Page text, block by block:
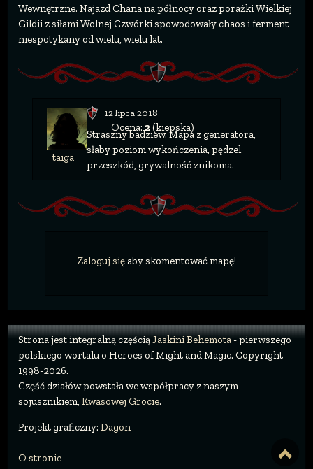
Wewnętrzne. Najazd Chana na północy oraz porażki Wielkiej
Gildii z siłami Wolnej Czwórki spowodowały chaos i ferment
niespotykany od wielu, wielu lat.
taiga
12 lipca 2018
Ocena:2(kiepska)
Straszny badziew. Mapa z generatora,
słaby poziom wykończenia, pędzel
przeszkód, grywalność znikoma.
Zaloguj sięaby skomentować mapę!
Strona jest integralną częściąJaskini Behemota- pierwszego
polskiego wortalu o Heroes of Might and Magic. Copyright
1998-2026.
Część działów powstała we współpracy z naszym
sojusznikiem, Kwasowej Grocie.
Projekt graficzny: Dagon
O stronie